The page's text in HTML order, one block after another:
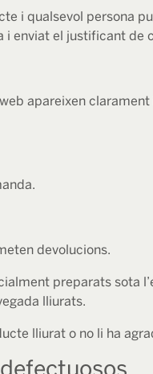
i qualsevol persona
i enviat el justificant de
apareixen
devolucions.
preparats sota
lliurats.
lliurat o no li ha